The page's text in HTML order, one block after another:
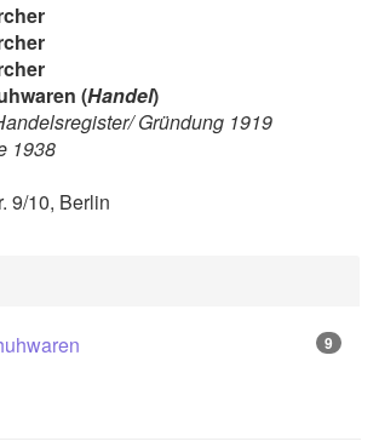
(Handel)
Gründung 1919
1938
9/10, Berlin
9